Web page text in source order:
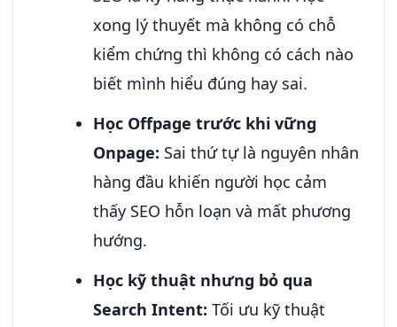
xong lý thuyết mà không có chỗ
kiểm chứng thì không có cách nào
biết mình hiểu đúng hay sai.
Học Offpage trước khi vững
Onpage: Sai thứ tự là nguyên nhân
hàng đầu khiến người học cảm
thấy SEO hỗn loạn và mất phương
hướng.
Học kỹ thuật nhưng bỏ qua
Search Intent: Tối ưu kỹ thuật